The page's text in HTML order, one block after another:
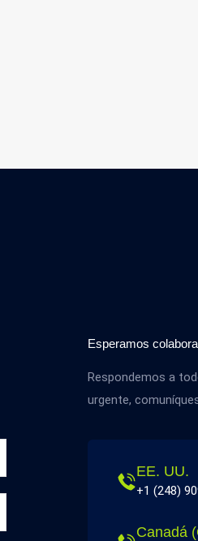
Esperamos
Respondemos a
urgente,
EE. UU.
+1 (248)
Canadá